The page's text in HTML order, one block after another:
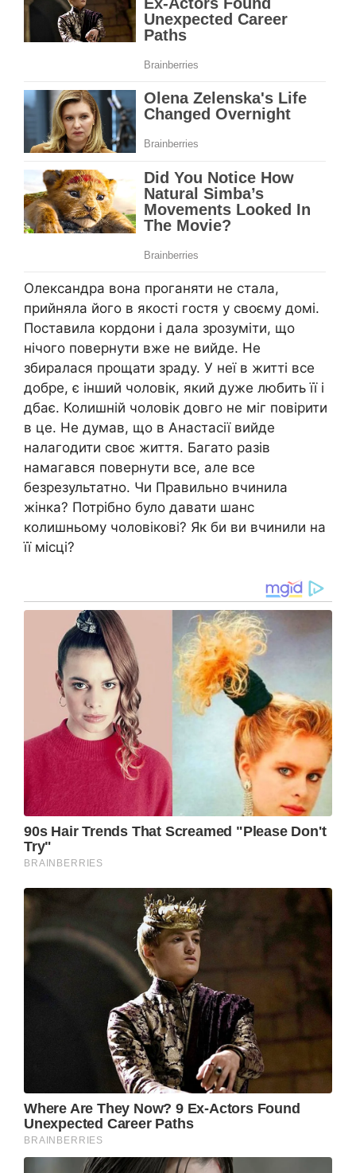
Олександра вона проганяти не стала,
прийняла його в якості гостя у своєму домі.
Поставила кордони і дала зрозуміти, що
нічого повернути вже не вийде. Не
збиралася прощати зраду. У неї в житті все
добре, є інший чоловік, який дуже любить її і
дбає. Колишній чоловік довго не міг повірити
в це. Не думав, що в Анастасії вийде
налагодити своє життя. Багато разів
намагався повернути все, але все
безрезультатно. Чи Правильно вчинила
жінка? Потрібно було давати шанс
колишньому чоловікові? Як би ви вчинили на
її місці?